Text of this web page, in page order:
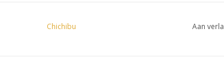
In aanzet zoetige tonen van abrikoos,
Chichibu Aan